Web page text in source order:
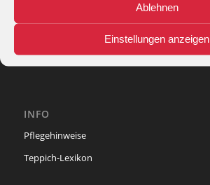
Ablehnen
Einstellungen anzeigen
phone: + 49 (2327) 3083 - 20
info@theko-collection.com
INFO
Pflegehinweise
Teppich-Lexikon